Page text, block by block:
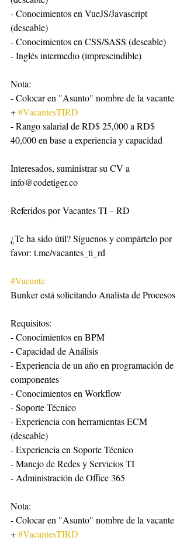
- Conocimientos en VueJS/Javascript
(deseable)
- Conocimientos en CSS/SASS (deseable)
- Inglés intermedio (imprescindible)
Nota:
- Colocar en "Asunto" nombre de la vacante
+ #VacantesTIRD
- Rango salarial de RD$ 25,000 a RD$
40,000 en base a experiencia y capacidad
Interesados, suministrar su CV a
info@codetiger.co
Referidos por Vacantes TI – RD
¿Te ha sido útil? Síguenos y compártelo por
favor: t.me/vacantes_ti_rd
#Vacante
Bunker está solicitando Analista de Procesos
Requisitos:
- Conocimientos en BPM
- Capacidad de Análisis
- Experiencia de un año en programación de
componentes
- Conocimientos en Workflow
- Soporte Técnico
- Experiencia con herramientas ECM
(deseable)
- Experiencia en Soporte Técnico
- Manejo de Redes y Servicios TI
- Administración de Office 365
Nota:
- Colocar en "Asunto" nombre de la vacante
+ #VacantesTIRD